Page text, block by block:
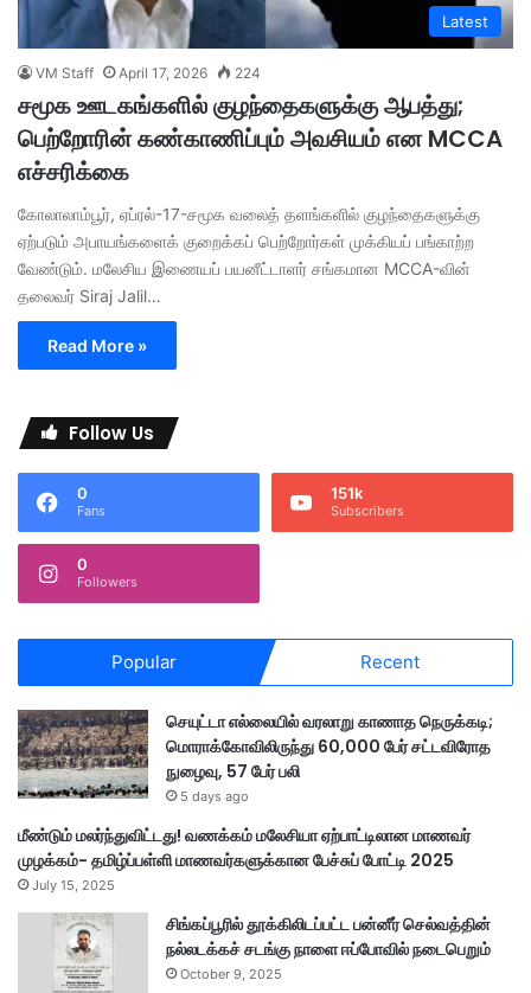
Latest
VM Staff April 17, 2026 224
சமூக ஊடகங்களில் குழந்தைகளுக்கு ஆபத்து;
பெற்றோரின் கண்காணிப்பும் அவசியம் என MCCA
எச்சரிக்கை
கோலாலாம்பூர், ஏப்ரல்-17-சமூக வலைத் தளங்களில் குழந்தைகளுக்கு
ஏற்படும் அபாயங்களைக் குறைக்கப் பெற்றோர்கள் முக்கியப் பங்காற்ற
வேண்டும். மலேசிய இணையப் பயனீட்டாளர் சங்கமான MCCA-வின்
தலைவர் Siraj Jalil…
Read More »
Follow Us
0
Fans
151k
Subscribers
0
Followers
Popular Recent
செயுட்டா எல்லையில் வரலாறு காணாத நெருக்கடி;
மொராக்கோவிலிருந்து 60,000 பேர் சட்டவிரோத
நுழைவு, 57 பேர் பலி
5 days ago
மீண்டும் மலர்ந்துவிட்டது! வணக்கம் மலேசியா ஏற்பாட்டிலான மாணவர்
முழக்கம்- தமிழ்ப்பள்ளி மாணவர்களுக்கான பேச்சுப் போட்டி 2025
July 15, 2025
சிங்கப்பூரில் தூக்கிலிடப்பட்ட பன்னீர் செல்வத்தின்
நல்லடக்கச் சடங்கு நாளை ஈப்போவில் நடைபெறும்
October 9, 2025